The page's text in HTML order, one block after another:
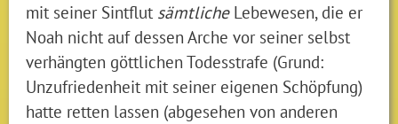
mit seiner Sintflut sämtliche Lebewesen, die er
Noah nicht auf dessen Arche vor seiner selbst
verhängten göttlichen Todesstrafe (Grund:
Unzufriedenheit mit seiner eigenen Schöpfung)
hatte retten lassen (abgesehen von anderen